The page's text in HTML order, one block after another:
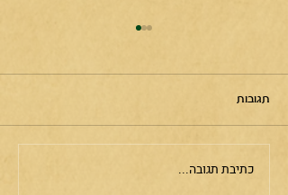
חיית טוטם- הסוס
תגובות
כתיבת תגובה...